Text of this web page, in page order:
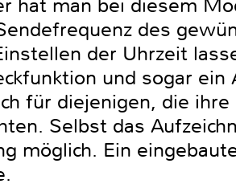
hat man bei diesem
des
der Uhrzeit
und sogar
für diejenigen, die ihre
Selbst das
möglich. Ein